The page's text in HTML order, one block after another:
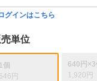
グインはこちら
単位
1個
646円
640円×3
1,920円